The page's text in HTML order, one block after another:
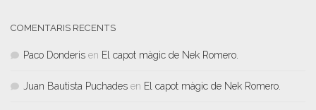
COMENTARIS RECENTS
Paco Donderis en El capot màgic de Nek Romero.
Juan Bautista Puchades en El capot màgic de Nek Romero.